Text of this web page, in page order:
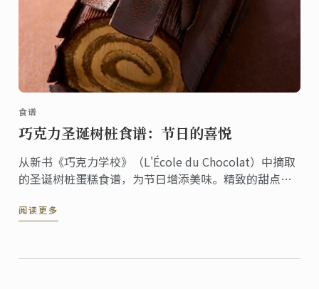
食谱
巧克力圣诞树桩食谱：节日的喜悦
从新书《巧克力学校》（L'École du Chocolat）中摘取
的圣诞树桩蛋糕食谱，为节日增添美味。精致的甜点融
阅读更多